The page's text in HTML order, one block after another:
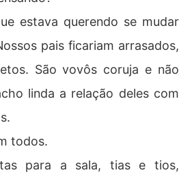
estava querendo se mudar
pais ficariam arrasados,
São vovôs coruja e não
linda a relação deles com
todos.
para a sala, tias e tios,